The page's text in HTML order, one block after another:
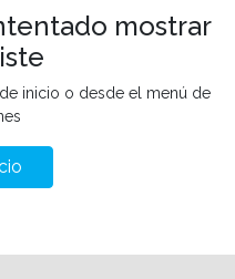
mostrar
inicio o desde el menú de